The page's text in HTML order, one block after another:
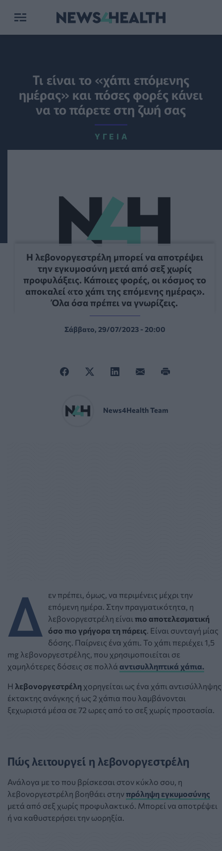
Τι είναι το «χάπι επόμενης
ημέρας» και πόσες φορές κάνει
να το πάρετε στη ζωή σας
ΥΓΕΊΑ
Η λεβονοργεστρέλη μπορεί να αποτρέψει
την εγκυμοσύνη μετά από σεξ χωρίς
προφυλάξεις. Κάποιες φορές, οι κόσμος το
αποκαλεί «το χάπι της επόμενης ημέρας».
Όλα όσα πρέπει να γνωρίζεις.
Σάββατο, 29/07/2023 - 20:00
News4Health Team
Δ
εν πρέπει, όμως, να περιμένεις μέχρι την
επόμενη ημέρα. Στην πραγματικότητα, η
λεβονοργεστρέλη είναι πιο αποτελεσματική
όσο πιο γρήγορα τη πάρεις . Είναι συνταγή μίας
δόσης. Παίρνεις ένα χάπι. Το χάπι περιέχει 1,5
mg λεβονοργεστρέλης, που χρησιμοποιείται σε
χαμηλότερες δόσεις σε πολλά αντισυλληπτικά χάπια.
Η λεβονοργεστρέλη χορηγείται ως ένα χάπι αντισύλληψης
έκτακτης ανάγκης ή ως 2 χάπια που λαμβάνονται
ξεχωριστά μέσα σε 72 ωρες από το σεξ χωρίς προστασία.
Πώς λειτουργεί η λεβονοργεστρέλη
Ανάλογα με το που βρίσκεσαι στον κύκλο σου, η
λεβονοργεστρέλη βοηθάει στηνπρόληψη εγκυμοσύνης
μετά από σεξ χωρίς προφυλακτικό. Μπορεί να αποτρέψει
ή να καθυστερήσει την ωορηξία.